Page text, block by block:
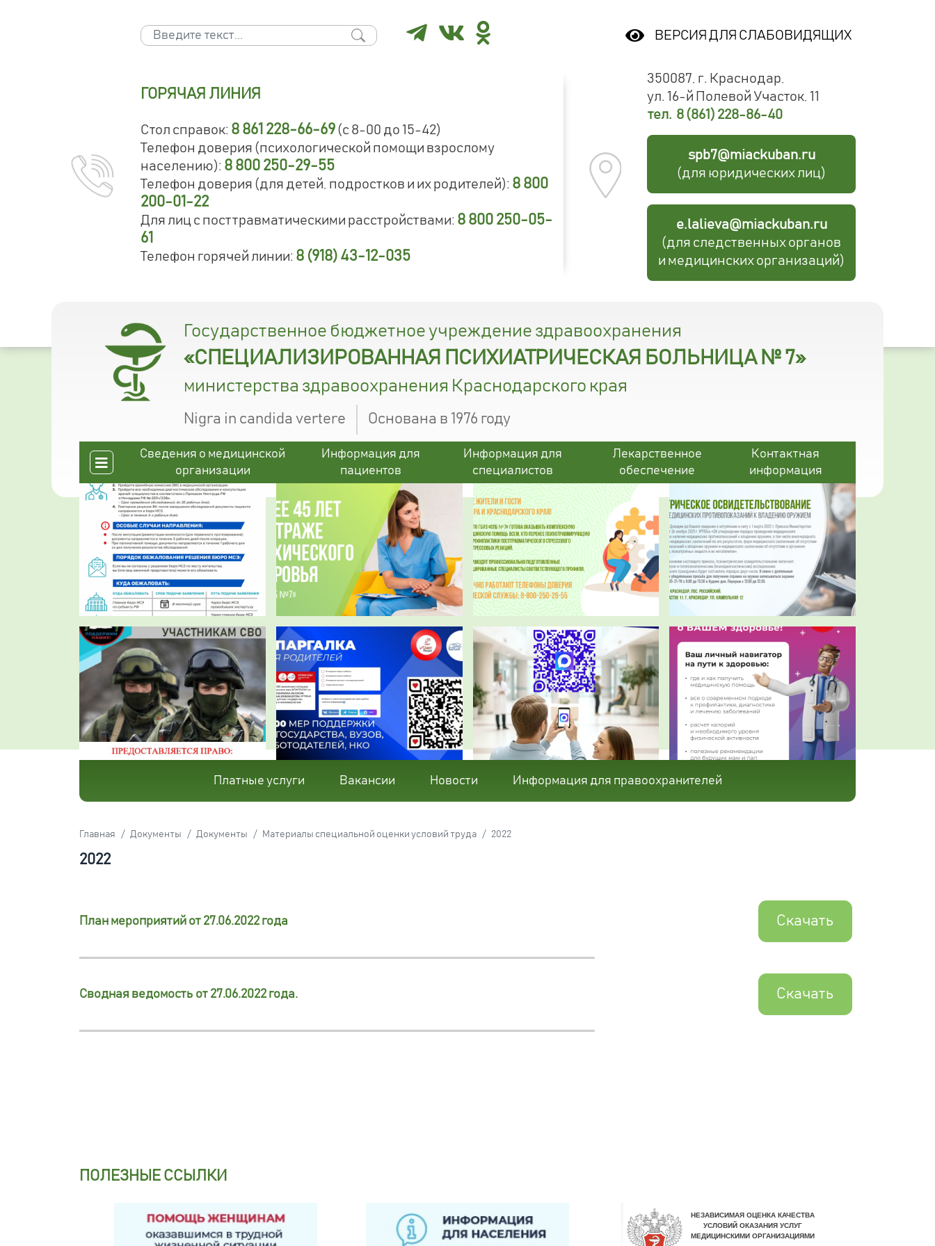
Поиск ВЕРСИЯ ДЛЯ СЛАБОВИДЯЩИХ
ГОРЯЧАЯ ЛИНИЯ
Стол справок: 8 861 228-66-69 (с 8-00 до 15-42)
Телефон доверия (психологической помощи взрослому
населению): 8 800 250-29-55
Телефон доверия (для детей, подростков и их родителей): 8 800
200-01-22
Для лиц с посттравматическими расстройствами: 8 800 250-05-
61
Телефон горячей линии: 8 (918) 43-12-035
350087, г. Краснодар,
ул. 16-й Полевой Участок, 11
тел. 8 (861) 228-86-40
spb7@miackuban.ru
(для юридических лиц)
e.lalieva@miackuban.ru
(для следственных органов
и медицинских организаций)
Государственное бюджетное учреждение здравоохранения
«СПЕЦИАЛИЗИРОВАННАЯ ПСИХИАТРИЧЕСКАЯ БОЛЬНИЦА № 7»
министерства здравоохранения Краснодарского края
Nigra in candida vertere Основана в 1976 году
Сведения о медицинской
организации
Информация для
пациентов
Информация для
специалистов
Лекарственное
обеспечение
Контактная
информация
Платные услуги Вакансии Новости Информация для правоохранителей
Главная Документы Документы Материалы специальной оценки условий труда 2022
2022
План мероприятий от 27.06.2022 года Скачать
Сводная ведомость от 27.06.2022 года. Скачать
ПОЛЕЗНЫЕ ССЫЛКИ